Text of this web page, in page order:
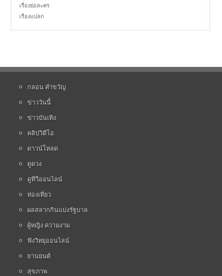
เรื่องย่อละคร
เรื่องแปลก
กลอน คำขวัญ
ข่าววันนี้
ข่าวบันเทิง
คลิปวิดีโอ
ดาวน์โหลด
ดูดวง
ดูทีวีออนไลน์
ท่องเที่ยว
ผลสลากกินแบ่งรัฐบาล
ผู้หญิง ความงาม
ฟังวิทยุออนไลน์
ยานยนต์
สุขภาพ